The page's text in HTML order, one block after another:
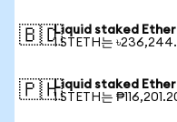
🇧🇩Liquid staked Ether
1 STETH는
🇵🇭Liquid staked Ether
1 STETH는